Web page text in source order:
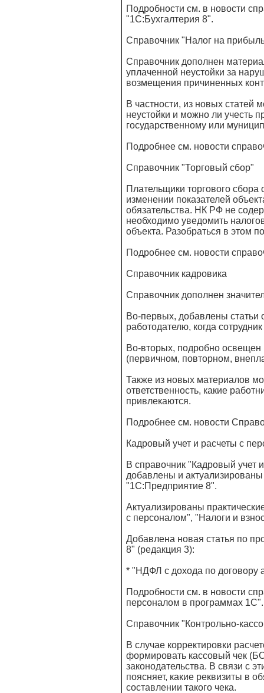
Подробности см. в новости
"1С:Бухгалтерия 8".
Справочник "Налог на
Справочник дополнен
уплаченной неустойки за
возмещения причиненных
В частности, из новых статей
неустойки и можно ли учесть
государственному или
Подробнее см. новости
Справочник "Торговый сбор"
Плательщики торгового
изменении показателей
обязательства. НК РФ не
необходимо уведомить
объекта. Разобраться в этом
Подробнее см. новости
Справочник кадровика
Справочник дополнен
Во-первых, добавлены статьи
работодателю, когда
Во-вторых, подробно освещен
(первичном, повторном,
Также из новых материалов
ответственность, какие
привлекаются.
Подробнее см. новости
Кадровый учет и расчеты с
В справочник "Кадровый учет
добавлены и
"1С:Предприятие 8".
Актуализированы
с персоналом", "Налоги и
Добавлена новая статья по
8" (редакция 3):
* "НДФЛ с дохода по
Подробности см. в новости
персоналом в программах 1С".
Справочник "Контрольно-
В случае корректировки
формировать кассовый чек
законодательства. В связи с
поясняет, какие реквизиты в
составлении такого чека.